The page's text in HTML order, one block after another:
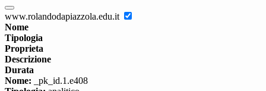
www.rolandodapiazzola.edu.it
Nome
Tipologia
Proprieta
Descrizione
Durata
Nome: _pk_id.1.e408